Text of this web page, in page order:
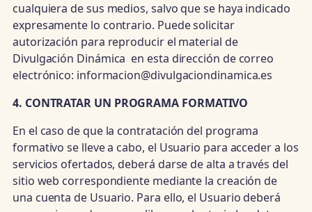
cualquiera de sus medios, salvo que se haya indicado
expresamente lo contrario. Puede solicitar
autorización para reproducir el material de
Divulgación Dinámica en esta dirección de correo
electrónico: informacion@divulgaciondinamica.es
4. CONTRATAR UN PROGRAMA FORMATIVO
En el caso de que la contratación del programa
formativo se lleve a cabo, el Usuario para acceder a los
servicios ofertados, deberá darse de alta a través del
sitio web correspondiente mediante la creación de
una cuenta de Usuario. Para ello, el Usuario deberá